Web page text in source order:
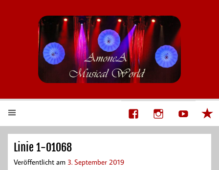
Linie 1-01068
Veröffentlicht am 3. September 2019